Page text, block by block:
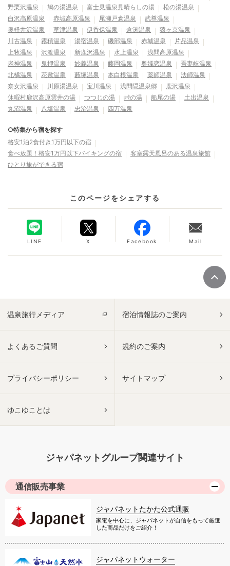
野栗沢温泉 鳩の湯温泉 富士見温泉見晴らしの湯
松の湯温泉
白沢高原温泉
赤城高原温泉 尾瀬戸倉温泉
武尊温泉
奥軽井沢温泉
草津温泉 伊香保温泉 倉渕温泉
猿ヶ京温泉
川古温泉
霧積温泉 湯宿温泉 磯部温泉 赤城温泉
片品温泉
上牧温泉
沢渡温泉 新鹿沢温泉 水上温泉
浅間高原温泉
老神温泉
鬼押温泉 妙義温泉 藤岡温泉 奥嬬恋温泉
吾妻峡温泉
北橘温泉
花敷温泉 藪塚温泉 本白根温泉 薬師温泉
法師温泉
奈女沢温泉
川原湯温泉 宝川温泉 浅間隠温泉郷
鹿沢温泉
休暇村鹿沢高原雲井の湯
つつじの湯 峠の湯 船尾の湯
土出温泉
丸沼温泉
八塩温泉 忠治温泉 四万温泉
○特集から宿を探す
格安1泊2食付き1万円以下の宿
食べ放題！格安1万円以下バイキングの宿
客室露天風呂のある温泉旅館
ひとり旅ができる宿
このページをシェアする
LINE X Facebook Mail
温泉旅行メディア 宿泊情報誌のご案内
よくあるご質問 規約のご案内
プライバシーポリシー サイトマップ
ゆこゆことは
ジャパネットグループ関連サイト
通信販売事業
ジャパネットたかた公式通販
家電を中心に、ジャパネットが自信をもって厳選
した商品だけをご紹介！
ジャパネットウォーター